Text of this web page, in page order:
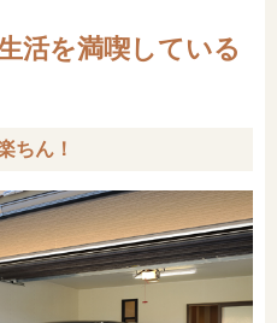
活を満喫している
ちん！